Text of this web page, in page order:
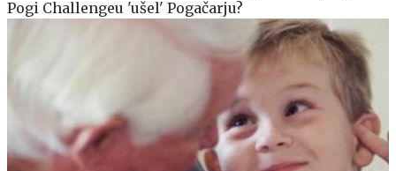
Pogi Challengeu 'ušel' Pogačarju?